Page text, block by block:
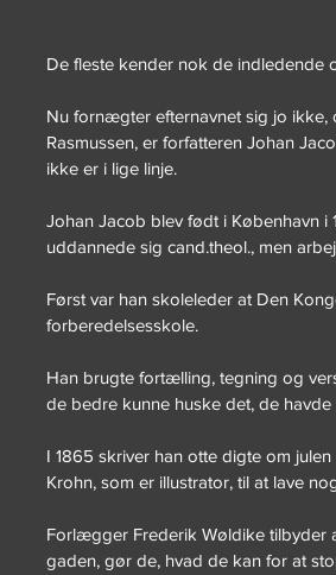
De fleste kender nok de indledende
Nu fornægter efternavnet sig jo ikke,
Rasmussen, er forfatteren Johan
ikke er i lige linje.
Johan Jacob blev født i København i
uddannede sig cand.theol., men
Først var han skoleleder at Den
forberedelsesskole.
Han brugte fortælling, tegning og
de bedre kunne huske det, de
I 1865 skriver han otte digte om
Krohn, som er illustrator, til at lave
Forlægger Frederik Wøldike tilbyder
gaden, gør de, hvad de kan for at